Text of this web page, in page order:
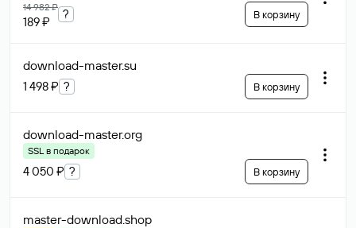
14 982 ₽
189 ₽
? В корзину
download-master.su
1 498 ₽ ? В корзину
download-master.org
SSL в подарок
4 050 ₽ ? В корзину
master-download.shop